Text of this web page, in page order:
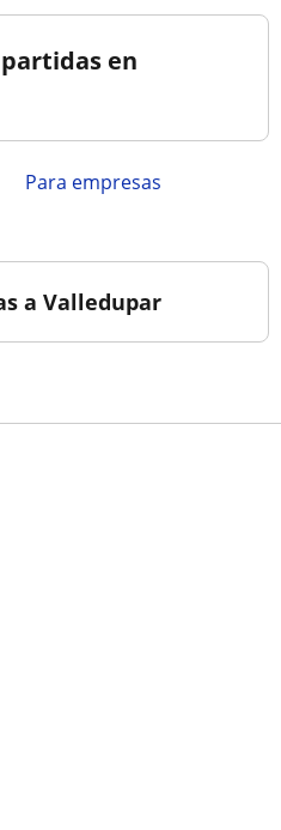
en
para empresas
a Valledupar